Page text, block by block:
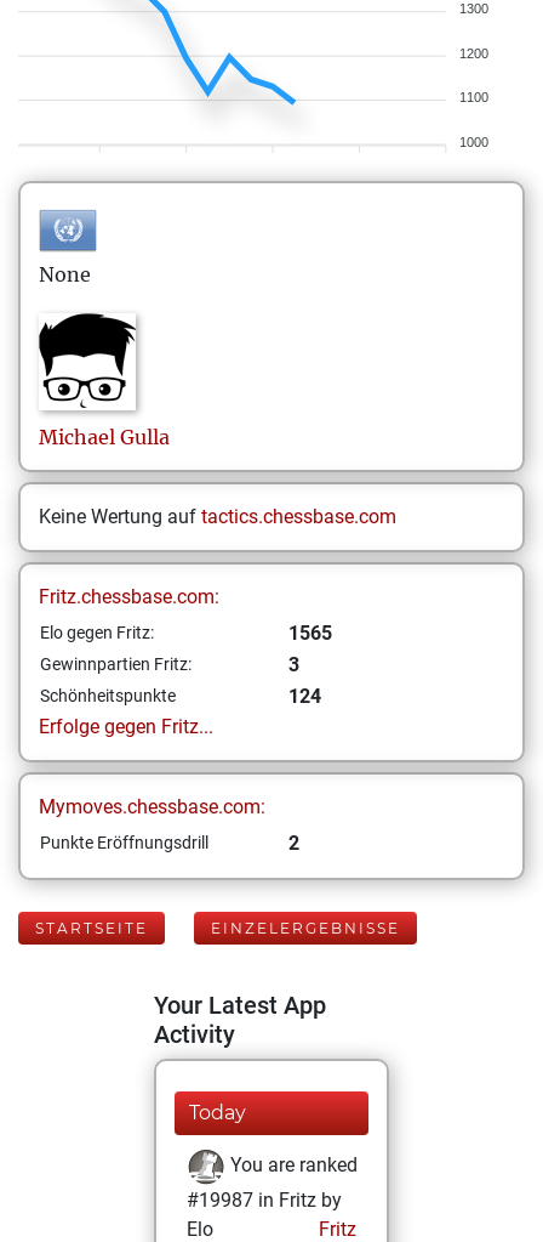
1300
1200
1100
1000
None
Michael Gulla
Keine Wertung auf tactics.chessbase.com
Fritz.chessbase.com:
Elo gegen Fritz: 1565
Gewinnpartien Fritz: 3
Schönheitspunkte
124
Erfolge gegen Fritz...
Mymoves.chessbase.com:
Punkte Eröffnungsdrill 2
STARTSEITE EINZELERGEBNISSE
Your Latest App
Activity
Today
You are ranked
#19987 in Fritz by
Elo
Fritz